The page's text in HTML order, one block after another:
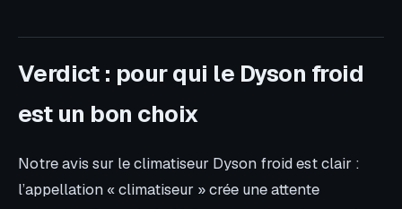
Verdict : pour qui le Dyson froid
est un bon choix
Notre avis sur le climatiseur Dyson froid est clair :
l’appellation « climatiseur » crée une attente